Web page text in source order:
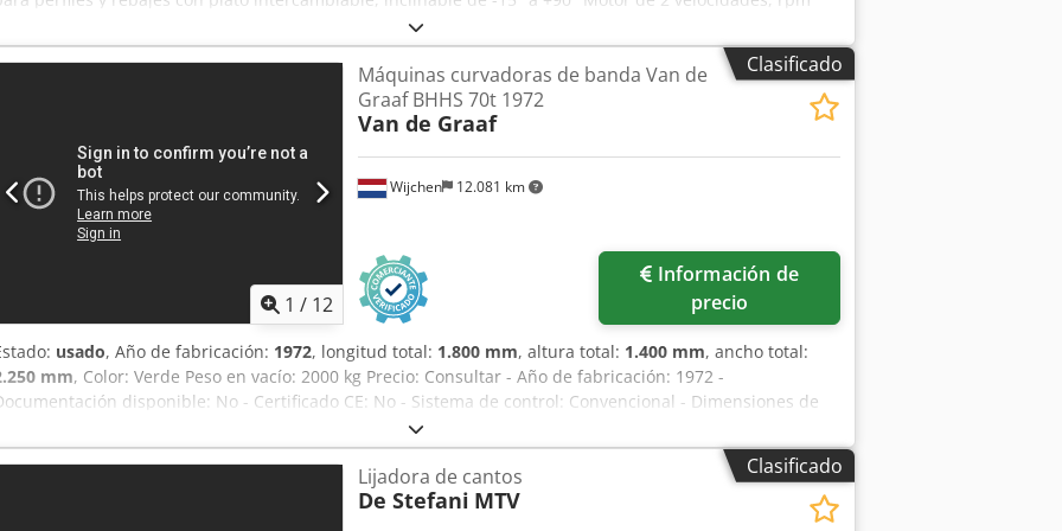
710/1420 – Cv 1,3 – 2,5 Altura de trabajo mm 100 Alimentación automática con velocidad variable Guía de
ajustable Djdezmyp Aepfx Al Ieck Aire comprimido 6 atm Diámetro de la salida de extracción 100
mm Dimensiones totales mm 2100 x 1600 x 1350 h Peso kg 950
Clasificado
1 / 12
Wijchen 12.081 km
Máquinas curvadoras de banda Van de
Graaf BHHS 70t 1972
Van de Graaf
precio
usado, Año de fabricación: 1972, longitud total: 1.800 mm, altura total: 1.400 mm, ancho total:
mm, Color: Verde Peso en vacío: 2000 kg Precio: Consultar - Año de fabricación: 1972 -
disponible: No - Certificado CE: No - Sistema de control: Convencional - Dimensiones de
transporte: 1800 mm x 2250 mm x 1400 mm (largo x ancho x alto) - Peso de transporte [kg]: 2000 kg -
de transporte [unidades]: 1 Dcjdpfx Aozm N Riel Ijk Información financiera IVA: El precio
indicado no incluye el IVA IVA/Régimen de recargo del IVA: El IVA es deducible para las empresas Entrega
y aceptación de vehículos usados posibles en cualquier momento para todos los productos de la industria
Clasificado
Lijadora de cantos
De Stefani MTV